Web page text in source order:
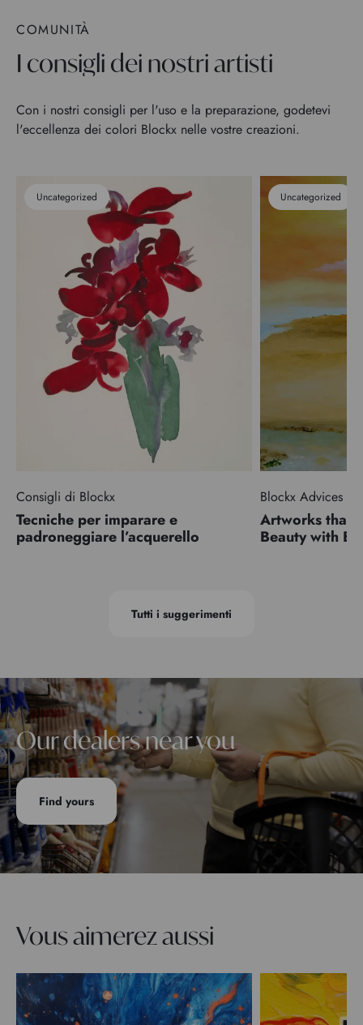
COMUNITÀ
I consigli dei nostri artisti
Con i nostri consigli per l'uso e la preparazione, godetevi
l'eccellenza dei colori Blockx nelle vostre creazioni.
Uncategorized
Consigli di Blockx
Tecniche per imparare e
padroneggiare l’acquerello
Uncategorized
Blockx Advices
Artworks that
Beauty with
Tutti i suggerimenti
Our dealers near you
Find yours
Vous aimerez aussi